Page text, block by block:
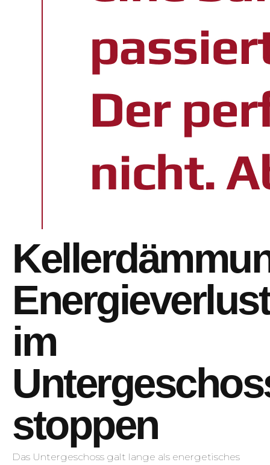
Energieverlust
im
stoppen
Das Untergeschoss galt lange als energetisches